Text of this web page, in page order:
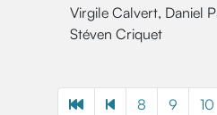
Virgile Calvert, Daniel
Stéven Criquet
8 9 10